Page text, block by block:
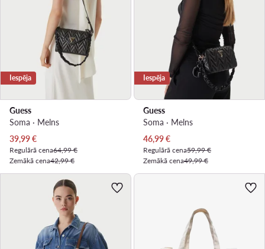
Iespēja
Guess
Soma · Melns
Pašreizējā cena
39,99€
Regulārā cena64,99 €
Zemākā cena42,99 €
Iespēja
Guess
Soma · Melns
Pašreizējā cena
46,99€
Regulārā cena59,99 €
Zemākā cena49,99 €